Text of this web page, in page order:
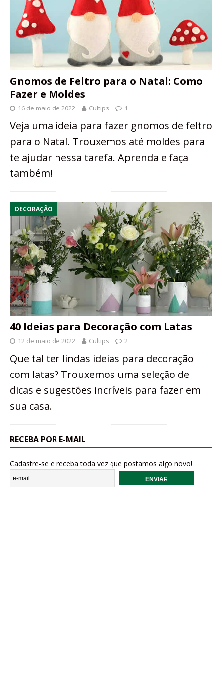
Gnomos de Feltro para o Natal: Como
Fazer e Moldes
16 de maio de 2022 Cultips 1
Veja uma ideia para fazer gnomos de feltro
para o Natal. Trouxemos até moldes para
te ajudar nessa tarefa. Aprenda e faça
também!
DECORAÇÃO
40 Ideias para Decoração com Latas
12 de maio de 2022 Cultips 2
Que tal ter lindas ideias para decoração
com latas? Trouxemos uma seleção de
dicas e sugestões incríveis para fazer em
sua casa.
RECEBA POR E-MAIL
Cadastre-se e receba toda vez que postamos algo novo!